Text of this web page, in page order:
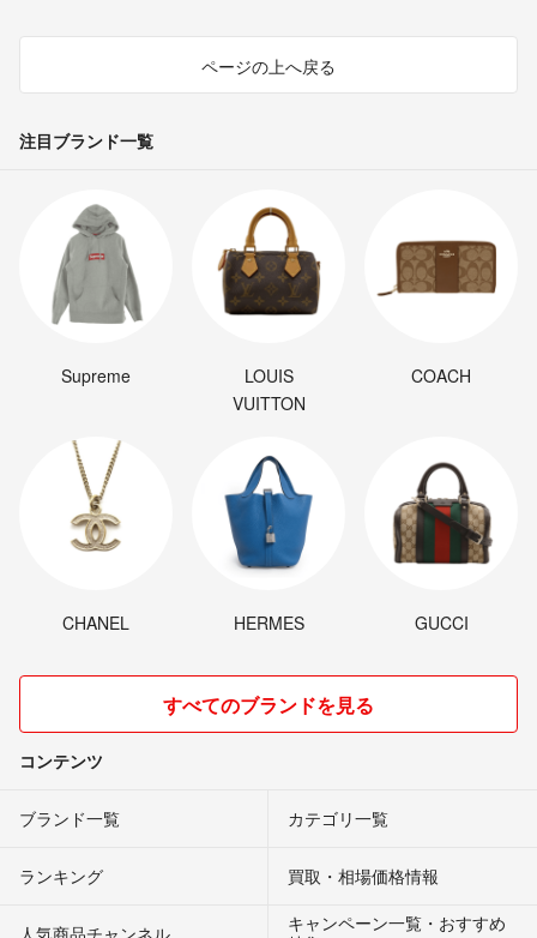
ページの上へ戻る
注目ブランド一覧
Supreme
LOUIS
VUITTON
COACH
CHANEL HERMES GUCCI
すべてのブランドを見る
コンテンツ
ブランド一覧 カテゴリ一覧
ランキング 買取・相場価格情報
人気商品チャンネル
キャンペーン一覧・おすすめ